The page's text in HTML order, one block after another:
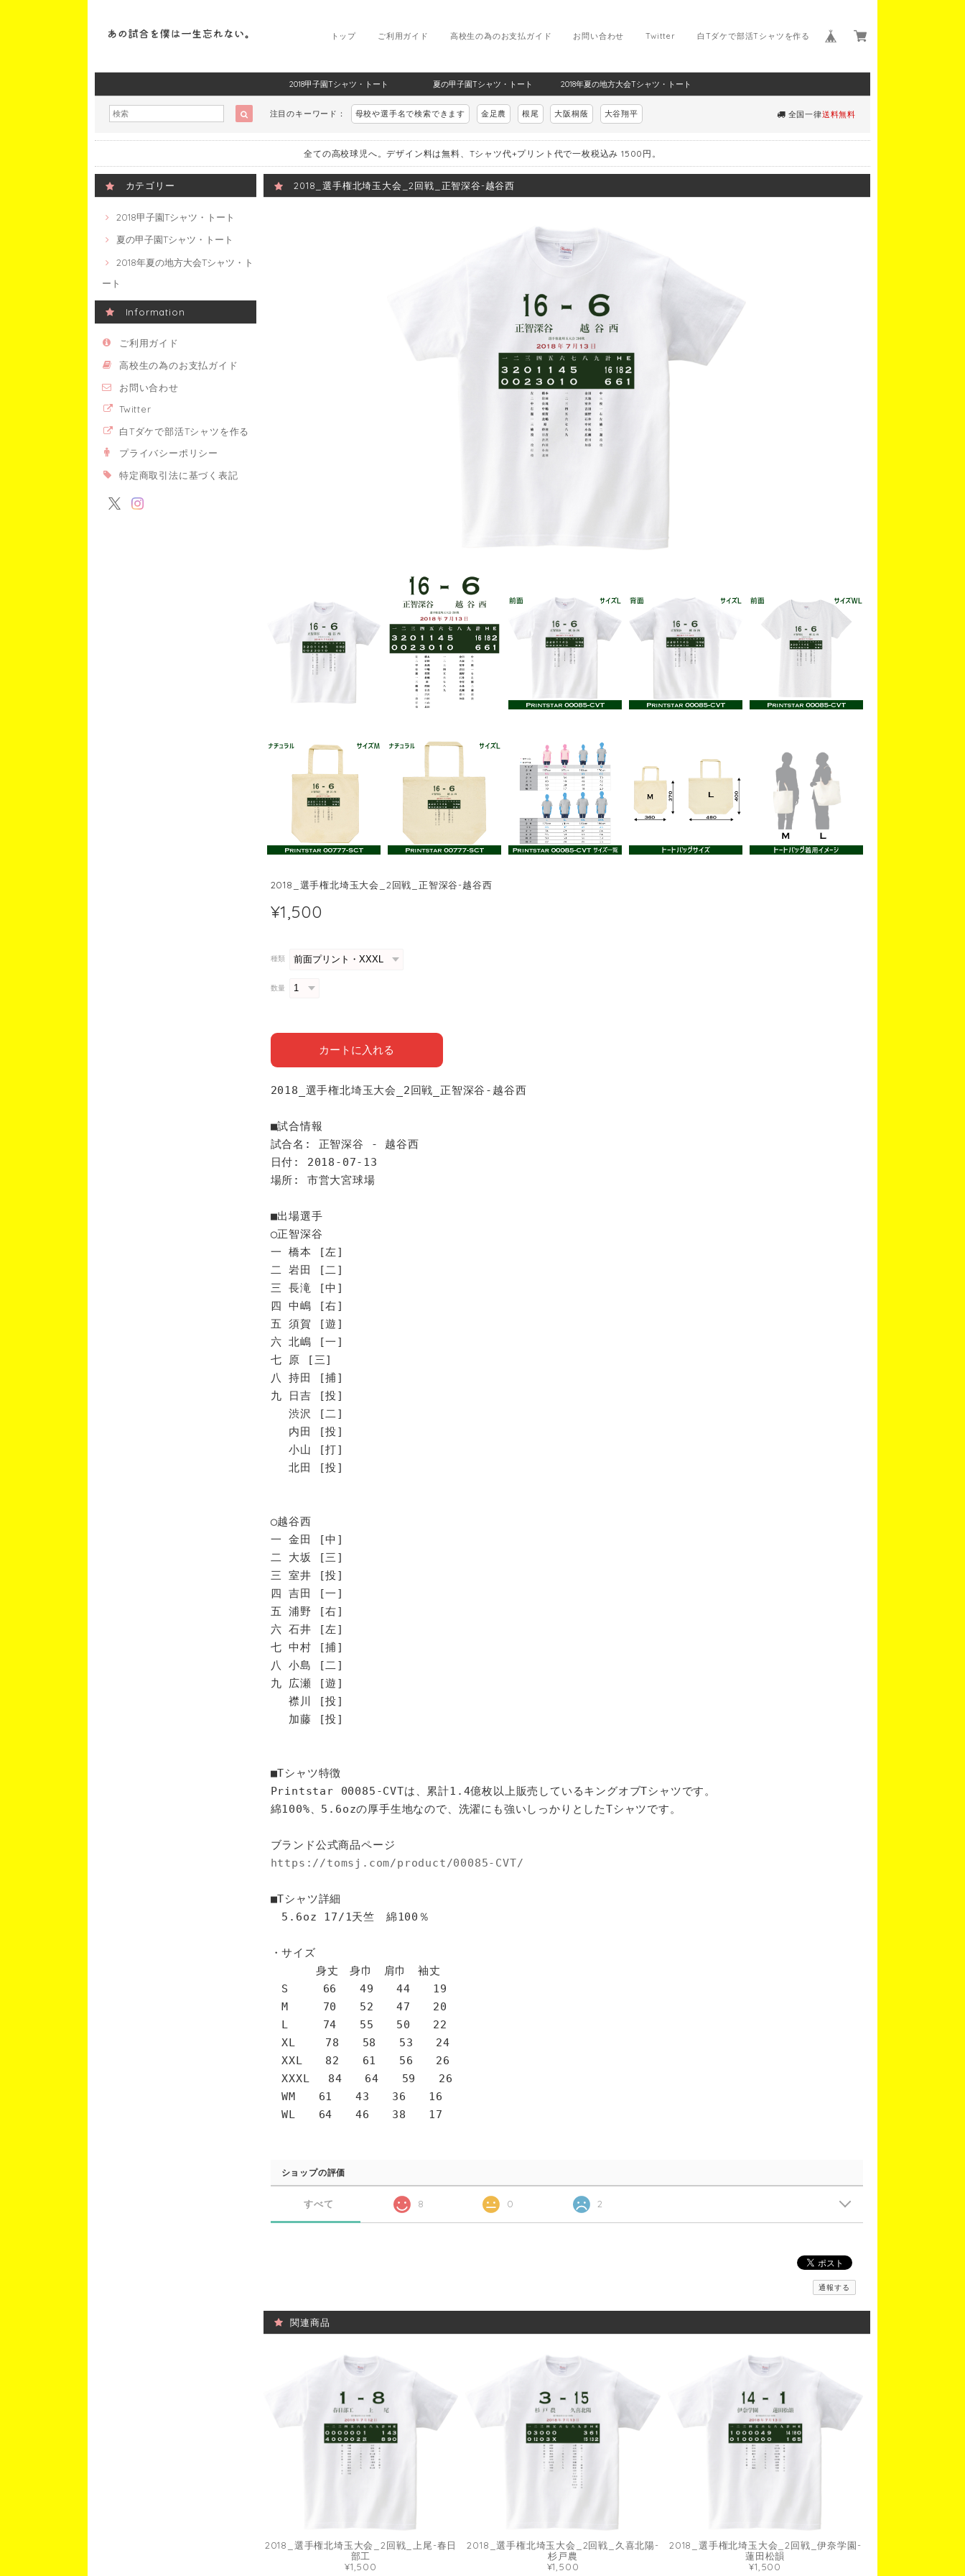
白Tダケで部活Tシャツを作る
Twitter
お問い合わせ
高校生の為のお支払ガイド
ご利用ガイド
トップ
2018甲子園Tシャツ・トート 夏の甲子園Tシャツ・トート 2018年夏の地方大会Tシャツ・トート
注目のキーワード： 母校や選手名で検索できます 金足農 根尾 大阪桐蔭 大谷翔平 全国一律送料無料
全ての高校球児へ。デザイン料は無料、Tシャツ代+プリント代で一枚税込み 1500円。
カテゴリー
2018甲子園Tシャツ・トート
夏の甲子園Tシャツ・トート
2018年夏の地方大会Tシャツ・ト
ート
Information
ご利用ガイド
高校生の為のお支払ガイド
お問い合わせ
Twitter
白Tダケで部活Tシャツを作る
プライバシーポリシー
特定商取引法に基づく表記
2018_選手権北埼玉大会_2回戦_正智深谷-越谷西
2018_選手権北埼玉大会_2回戦_正智深谷-越谷西
¥1,500
種類
数量
カートに入れる
2018_選手権北埼玉大会_2回戦_正智深谷-越谷西
■試合情報
試合名: 正智深谷 - 越谷西
日付: 2018-07-13
場所: 市営大宮球場
■出場選手
◯正智深谷
一 橋本 [左]
二 岩田 [二]
三 長滝 [中]
四 中嶋 [右]
五 須賀 [遊]
六 北嶋 [一]
七 原 [三]
八 持田 [捕]
九 日吉 [投]
渋沢 [二]
内田 [投]
小山 [打]
北田 [投]
◯越谷西
一 金田 [中]
二 大坂 [三]
三 室井 [投]
四 吉田 [一]
五 浦野 [右]
六 石井 [左]
七 中村 [捕]
八 小島 [二]
九 広瀬 [遊]
襟川 [投]
加藤 [投]
■Tシャツ特徴
Printstar 00085-CVTは、累計1.4億枚以上販売しているキングオブTシャツです。
綿100%、5.6ozの厚手生地なので、洗濯にも強いしっかりとしたTシャツです。
ブランド公式商品ページ
https://tomsj.com/product/00085-CVT/
■Tシャツ詳細
5.6oz 17/1天竺 綿100％
・サイズ
身丈 身巾 肩巾 袖丈
S 66 49 44 19
M 70 52 47 20
L 74 55 50 22
XL 78 58 53 24
XXL 82 61 56 26
XXXL 84 64 59 26
WM 61 43 36 16
WL 64 46 38 17
ショップの評価
すべて 8 0 2
通報する
関連商品
2018_選手権北埼玉大会_2回戦_上尾-春日
部工
¥1,500
2018_選手権北埼玉大会_2回戦_久喜北陽-
杉戸農
¥1,500
2018_選手権北埼玉大会_2回戦_伊奈学園-
蓮田松韻
¥1,500